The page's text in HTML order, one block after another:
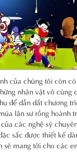
của chúng tôi còn
nhân vật vô cùng
để dẫn dắt chương
lân sư rồng hoành
các nghệ sỹ
sắc được thiết kế
sẽ mang tới cho các